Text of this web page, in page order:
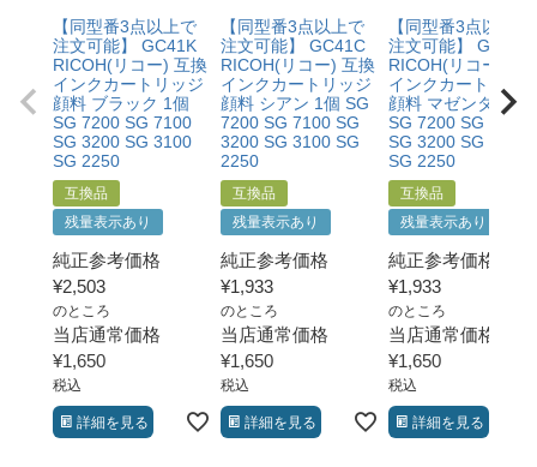
ものではないこと。
・メーカーの出張修理を依頼されてないこと。
【同型番3点以上で
注文可能】 GC41K
RICOH(リコー) 互換
インクカートリッジ
顔料 ブラック 1個
SG 7200 SG 7100
SG 3200 SG 3100
SG 2250
互換品
残量表示あり
純正参考価格
¥2,503
のところ
当店通常価格
¥1,650
税込
詳細を見る
【同型番3点以上で
注文可能】 GC41C
RICOH(リコー) 互換
インクカートリッジ
顔料 シアン 1個 SG
7200 SG 7100 SG
3200 SG 3100 SG
2250
互換品
残量表示あり
純正参考価格
¥1,933
のところ
当店通常価格
¥1,650
税込
詳細を見る
【同型番3点以上で
注文可能】 GC41M
RICOH(リコー) 互
インクカートリッ
顔料 マゼンタ 1個
SG 7200 SG 7100
SG 3200 SG 3100
SG 2250
互換品
残量表示あり
純正参考価格
¥1,933
のところ
当店通常価格
¥1,650
税込
詳細を見る